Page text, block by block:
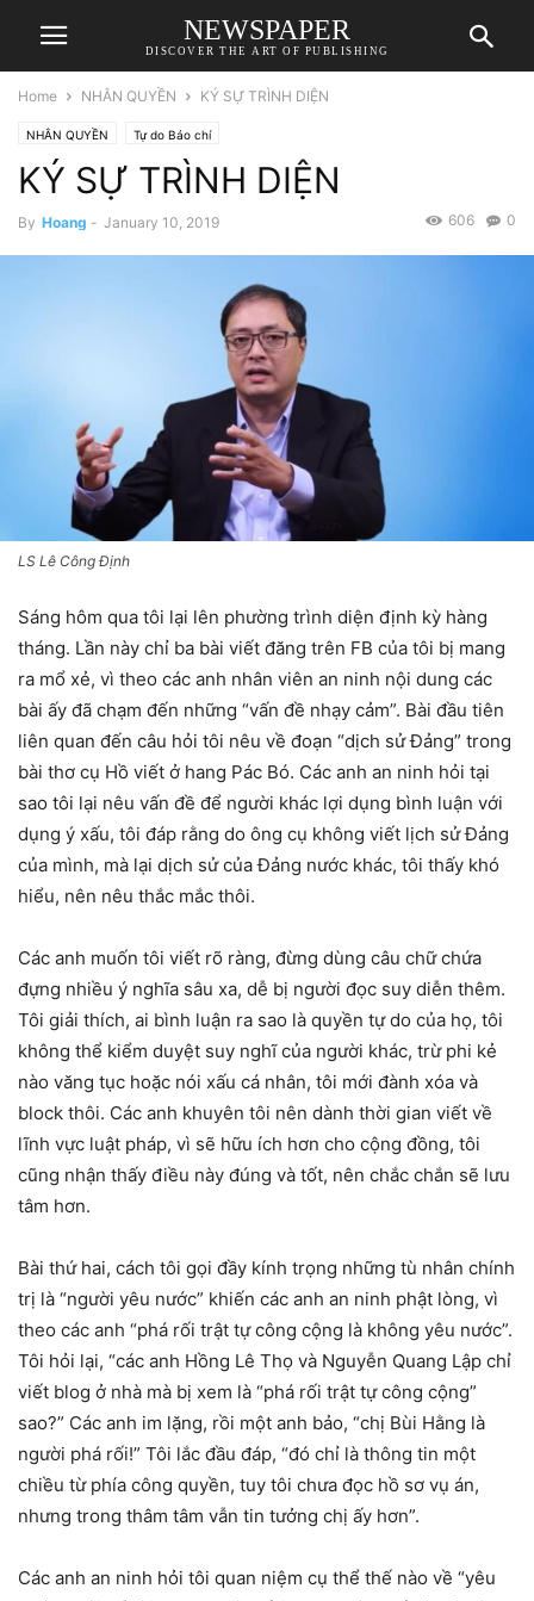
NEWSPAPER
DISCOVER THE ART OF PUBLISHING
Home NHÂN QUYỀN KÝ SỰ TRÌNH DIỆN
NHÂN QUYỀN Tự do Báo chí
KÝ SỰ TRÌNH DIỆN
By Hoang - January 10, 2019 0
606
LS Lê Công Định
Sáng hôm qua tôi lại lên phường trình diện định kỳ hàng
tháng. Lần này chỉ ba bài viết đăng trên FB của tôi bị mang
ra mổ xẻ, vì theo các anh nhân viên an ninh nội dung các
bài ấy đã chạm đến những “vấn đề nhạy cảm”. Bài đầu tiên
liên quan đến câu hỏi tôi nêu về đoạn “dịch sử Đảng” trong
bài thơ cụ Hồ viết ở hang Pác Bó. Các anh an ninh hỏi tại
sao tôi lại nêu vấn đề để người khác lợi dụng bình luận với
dụng ý xấu, tôi đáp rằng do ông cụ không viết lịch sử Đảng
của mình, mà lại dịch sử của Đảng nước khác, tôi thấy khó
hiểu, nên nêu thắc mắc thôi.
Các anh muốn tôi viết rõ ràng, đừng dùng câu chữ chứa
đựng nhiều ý nghĩa sâu xa, dễ bị người đọc suy diễn thêm.
Tôi giải thích, ai bình luận ra sao là quyền tự do của họ, tôi
không thể kiểm duyệt suy nghĩ của người khác, trừ phi kẻ
nào văng tục hoặc nói xấu cá nhân, tôi mới đành xóa và
block thôi. Các anh khuyên tôi nên dành thời gian viết về
lĩnh vực luật pháp, vì sẽ hữu ích hơn cho cộng đồng, tôi
cũng nhận thấy điều này đúng và tốt, nên chắc chắn sẽ lưu
tâm hơn.
Bài thứ hai, cách tôi gọi đầy kính trọng những tù nhân chính
trị là “người yêu nước” khiến các anh an ninh phật lòng, vì
theo các anh “phá rối trật tự công cộng là không yêu nước”.
Tôi hỏi lại, “các anh Hồng Lê Thọ và Nguyễn Quang Lập chỉ
viết blog ở nhà mà bị xem là “phá rối trật tự công cộng”
sao?” Các anh im lặng, rồi một anh bảo, “chị Bùi Hằng là
người phá rối!” Tôi lắc đầu đáp, “đó chỉ là thông tin một
chiều từ phía công quyền, tuy tôi chưa đọc hồ sơ vụ án,
nhưng trong thâm tâm vẫn tin tưởng chị ấy hơn”.
Các anh an ninh hỏi tôi quan niệm cụ thể thế nào về “yêu